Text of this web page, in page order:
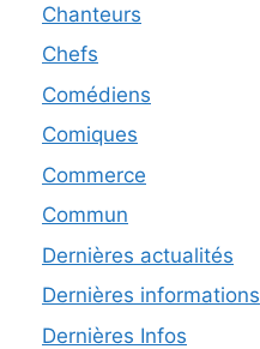
Chanteurs
Chefs
Comédiens
Comiques
Commerce
Commun
Dernières actualités
Dernières informations
Dernières Infos